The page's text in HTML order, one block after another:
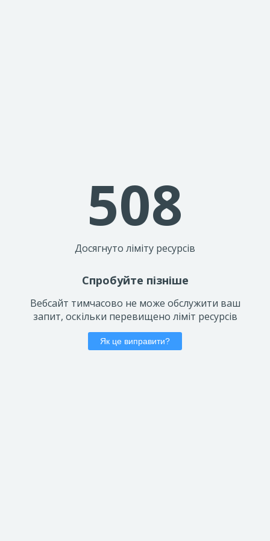
508
Досягнуто ліміту ресурсів
Спробуйте пізніше
Вебсайт тимчасово не може обслужити ваш
запит, оскільки перевищено ліміт ресурсів
Як це виправити?